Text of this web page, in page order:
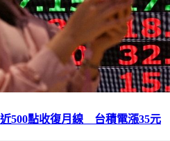
500點收復月線 台積電漲35元